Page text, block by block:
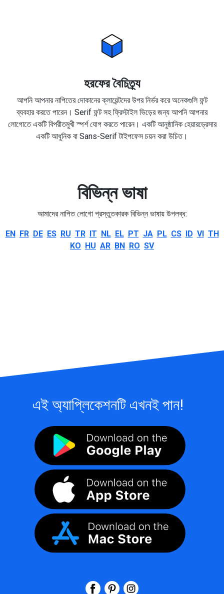
হরফের বৈচিত্র্য
আপনি আপনার নাপিতের দোকানের ক্লায়েন্টদের উপর নির্ভর করে অনেকগুলি ফন্ট
ব্যবহার করতে পারেন। Serif ফন্ট সহ ফ্রিস্টাইল ভিড়ের জন্য আপনি আপনার
লোগোতে একটি বিপরীতমুখী স্পর্শ যোগ করতে পারেন। একটি আনুষ্ঠানিক হেয়ারড্রেসার
একটি আধুনিক বা Sans-Serif টাইপফেস চয়ন করা উচিত।
বিভিন্ন ভাষা
আমাদের নাপিত লোগো প্রস্তুতকারক বিভিন্ন ভাষায় উপলব্ধ:
EN FR DE ES RU TR IT NL EL PT JA PL CS ID VI TH
KO HU AR BN RO SV
এই অ্যাপ্লিকেশনটি এখনই পান!